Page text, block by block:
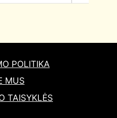
POLITIKA
MUS
TAISYKLĖS